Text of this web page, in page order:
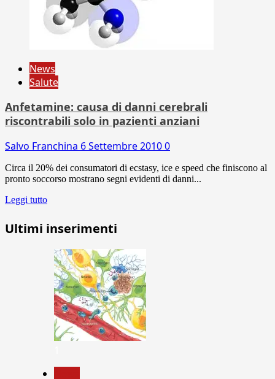
News
Salute
Anfetamine: causa di danni cerebrali
riscontrabili solo in pazienti anziani
Salvo Franchina 6 Settembre 20100
Circa il 20% dei consumatori di ecstasy, ice e speed che finiscono al
pronto soccorso mostrano segni evidenti di danni...
Leggi tutto
Ultimi inserimenti